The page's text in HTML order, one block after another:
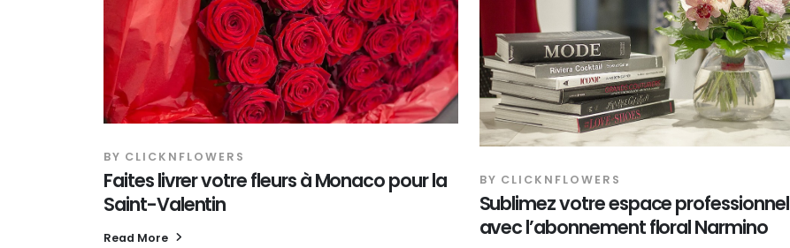
BY CLICKNFLOWERS
Faites livrer votre fleurs à Monaco pour la
Saint-Valentin
Read More
BY CLICKNFLOWERS
Sublimez votre espace professionnel
avec l’abonnement floral Narmino